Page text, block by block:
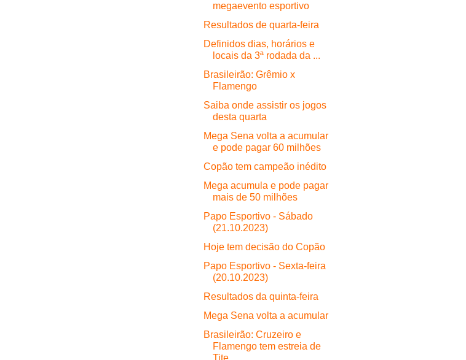
megaevento esportivo
Resultados de quarta-feira
Definidos dias, horários e
locais da 3ª rodada da ...
Brasileirão: Grêmio x
Flamengo
Saiba onde assistir os jogos
desta quarta
Mega Sena volta a acumular
e pode pagar 60 milhões
Copão tem campeão inédito
Mega acumula e pode pagar
mais de 50 milhões
Papo Esportivo - Sábado
(21.10.2023)
Hoje tem decisão do Copão
Papo Esportivo - Sexta-feira
(20.10.2023)
Resultados da quinta-feira
Mega Sena volta a acumular
Brasileirão: Cruzeiro e
Flamengo tem estreia de
Tite